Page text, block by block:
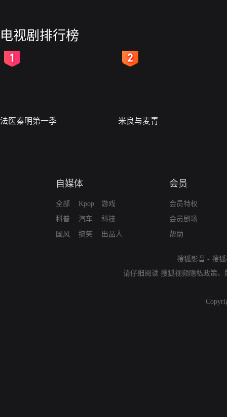
电视剧排行榜
法医秦明第一季 米良与麦青
自媒体
全部
科普
国风
Kpop
汽车
搞笑
游戏
科技
出品人
会员
会员特权
会员剧场
帮助
搜狐影音 - 搜
请仔细阅读 搜狐视频隐私政策、